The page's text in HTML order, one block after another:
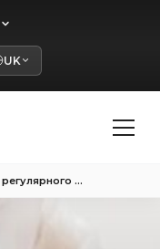
UK
Переваги регулярного педикюру для профілактики захворювань стоп